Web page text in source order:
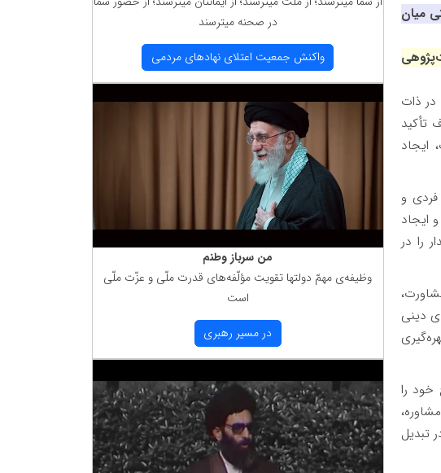
میان
در ذات
تأکید
ایجاد
فردی و
ایجاد
را در
دینی
خود را
تبدیل
در صحنه میترسند
واكنش جمعیت اعتلای نهادهای مردمی
من سرباز وطنم
وظیفه‌ی مهمّ دولتها تقویت مؤلّفه‌های قدرت ملّی و عزّت ملّی
است
در مسیر رهبری